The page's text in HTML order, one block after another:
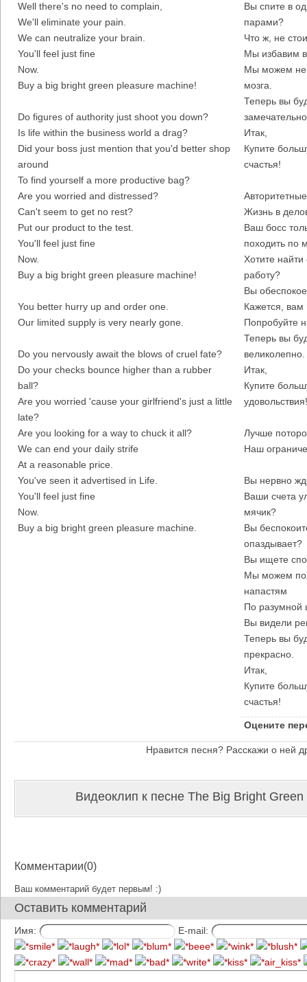
Blind Guardian
Все песни
Pitbull
Все
Well there's no need to complain,
We'll eliminate your pain.
We can neutralize your brain.
You'll feel just fine
Now.
Buy a big bright green pleasure machine!
Do figures of authority just shoot you down?
Is life within the business world a drag?
Did your boss just mention that you'd better shop
around
To find yourself a more productive bag?
Are you worried and distressed?
Can't seem to get no rest?
Put our product to the test.
You'll feel just fine
Now.
Buy a big bright green pleasure machine!
You better hurry up and order one.
Our limited supply is very nearly gone.
Do you nervously await the blows of cruel fate?
Do your checks bounce higher than a rubber
ball?
Are you worried 'cause your girlfriend's just a little
late?
Are you looking for a way to chuck it all?
We can end your daily strife
At a reasonable price.
You've seen it advertised in Life.
You'll feel just fine
Now.
Buy a big bright green pleasure machine.
Вы спите в
парами?
Что ж, не
Мы избавим
Мы можем
мозга.
Теперь вы
Итак,
Купите
счастья!
Жизнь в
Ваш босс
походить по
Хотите
работу?
Вы
Кажется, вам
Попробуйте
Теперь вы
великолепно.
Итак,
Купите
удовольствия!
Лучше
Наш
Вы нервно
Ваши счета
мячик?
Вы
опаздывает?
Вы ищете
Мы можем
напастям
По разумной
Вы видели
Теперь вы
прекрасно.
Итак,
Купите
счастья!
Оцените
Нравится песня? Расскажи о ней
Видеоклип к песне The Big Bright
Комментарии(0)
Ваш комментарий будет первым! :)
Оставить комментарий
Имя: E-mail: